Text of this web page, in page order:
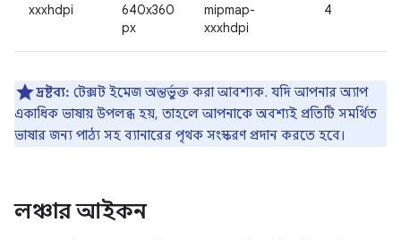
xxxhdpi
640x360
px
mipmap-
xxxhdpi
4
দ্রষ্টব্য: টেক্সট ইমেজ অন্তর্ভুক্ত করা আবশ্যক. যদি আপনার অ্যাপ
একাধিক ভাষায় উপলব্ধ হয়, তাহলে আপনাকে অবশ্যই প্রতিটি সমর্থিত
ভাষার জন্য পাঠ্য সহ ব্যানারের পৃথক সংস্করণ প্রদান করতে হবে।
লঞ্চার আইকন